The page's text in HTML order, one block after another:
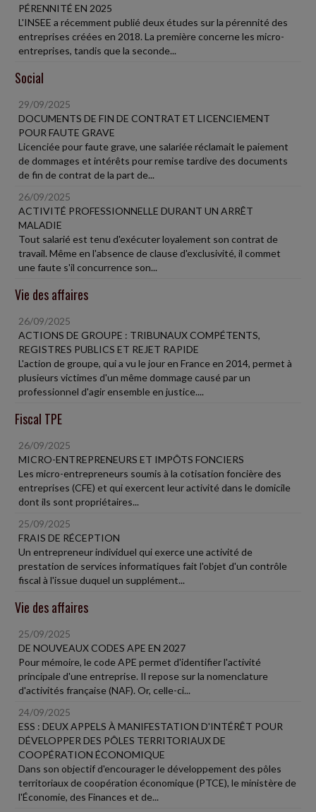
PÉRENNITÉ EN 2025
L'INSEE a récemment publié deux études sur la pérennité des
entreprises créées en 2018. La première concerne les micro-
entreprises, tandis que la seconde...
Social
29/09/2025
DOCUMENTS DE FIN DE CONTRAT ET LICENCIEMENT
POUR FAUTE GRAVE
Licenciée pour faute grave, une salariée réclamait le paiement
de dommages et intérêts pour remise tardive des documents
de fin de contrat de la part de...
26/09/2025
ACTIVITÉ PROFESSIONNELLE DURANT UN ARRÊT
MALADIE
Tout salarié est tenu d'exécuter loyalement son contrat de
travail. Même en l'absence de clause d'exclusivité, il commet
une faute s'il concurrence son...
Vie des affaires
26/09/2025
ACTIONS DE GROUPE : TRIBUNAUX COMPÉTENTS,
REGISTRES PUBLICS ET REJET RAPIDE
L'action de groupe, qui a vu le jour en France en 2014, permet à
plusieurs victimes d'un même dommage causé par un
professionnel d'agir ensemble en justice....
Fiscal TPE
26/09/2025
MICRO-ENTREPRENEURS ET IMPÔTS FONCIERS
Les micro-entrepreneurs soumis à la cotisation foncière des
entreprises (CFE) et qui exercent leur activité dans le domicile
dont ils sont propriétaires...
25/09/2025
FRAIS DE RÉCEPTION
Un entrepreneur individuel qui exerce une activité de
prestation de services informatiques fait l'objet d'un contrôle
fiscal à l'issue duquel un supplément...
Vie des affaires
25/09/2025
DE NOUVEAUX CODES APE EN 2027
Pour mémoire, le code APE permet d'identifier l'activité
principale d'une entreprise. Il repose sur la nomenclature
d'activités française (NAF). Or, celle-ci...
24/09/2025
ESS : DEUX APPELS À MANIFESTATION D'INTÉRÊT POUR
DÉVELOPPER DES PÔLES TERRITORIAUX DE
COOPÉRATION ÉCONOMIQUE
Dans son objectif d'encourager le développement des pôles
territoriaux de coopération économique (PTCE), le ministère de
l'Économie, des Finances et de...